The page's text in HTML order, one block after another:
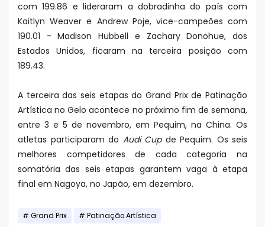
com 199.86 e lideraram a dobradinha do país com
Kaitlyn Weaver e Andrew Poje, vice-campeões com
190.01 - Madison Hubbell e Zachary Donohue, dos
Estados Unidos, ficaram na terceira posição com
189.43.
A terceira das seis etapas do Grand Prix de Patinação
Artística no Gelo acontece no próximo fim de semana,
entre 3 e 5 de novembro, em Pequim, na China. Os
atletas participaram do Audi Cup de Pequim. Os seis
melhores competidores de cada categoria na
somatória das seis etapas garantem vaga à etapa
final em Nagoya, no Japão, em dezembro.
Grand Prix Patinação Artística